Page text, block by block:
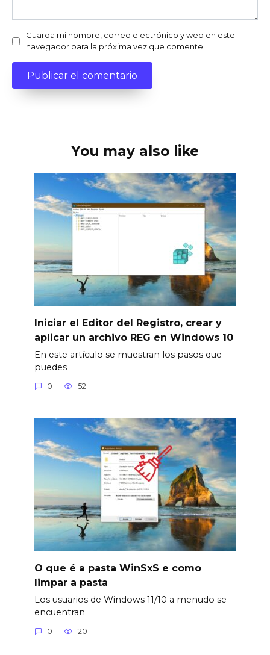
Guarda mi nombre, correo electrónico y web en este
navegador para la próxima vez que comente.
You may also like
Iniciar el Editor del Registro, crear y
aplicar un archivo REG en Windows 10
En este artículo se muestran los pasos que
puedes
0 52
O que é a pasta WinSxS e como
limpar a pasta
Los usuarios de Windows 11/10 a menudo se
encuentran
0 20